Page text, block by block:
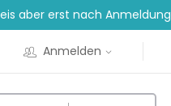
aber erst nach Anmeldung
Anmelden